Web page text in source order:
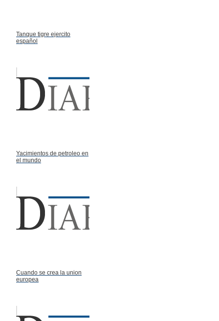
Tanque tigre ejercito
español
Yacimientos de petroleo en
el mundo
Cuando se crea la union
europea